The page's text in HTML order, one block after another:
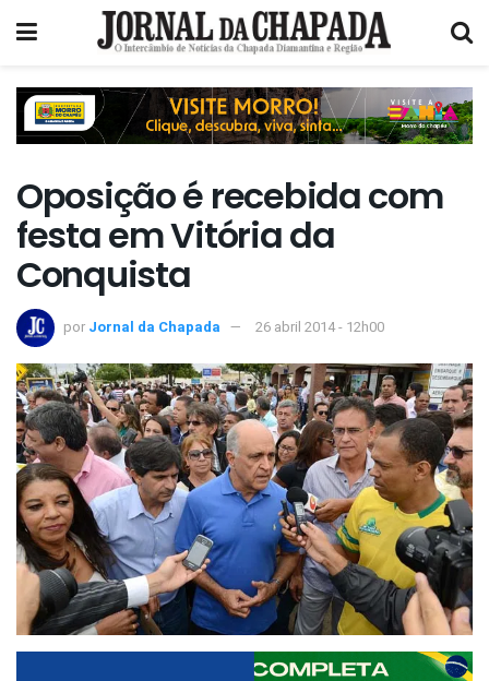
Oposição é recebida com
festa em Vitória da
Conquista
por Jornal da Chapada 26 abril 2014 - 12h00